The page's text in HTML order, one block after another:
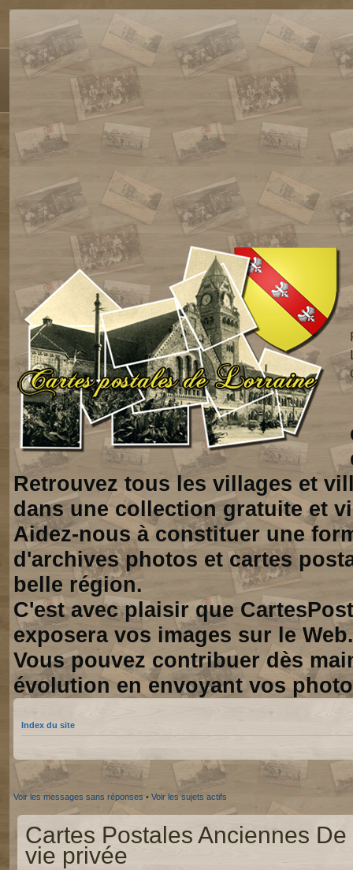
Retrouvez tous les villages et
dans une collection gratuite et
Aidez-nous à constituer une
d'archives photos et cartes
belle région.
C'est avec plaisir que
exposera vos images sur le Web.
Vous pouvez contribuer dès
évolution en envoyant vos
Index du site
Voir les messages sans réponses • Voir les sujets actifs
Cartes Postales Anciennes
vie privée